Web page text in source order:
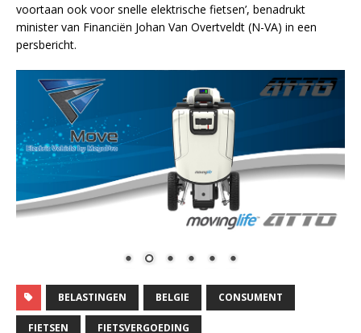
voortaan ook voor snelle elektrische fietsen’, benadrukt
minister van Financiën Johan Van Overtveldt (N-VA) in een
persbericht.
BELASTINGEN BELGIE CONSUMENT
FIETSEN FIETSVERGOEDING